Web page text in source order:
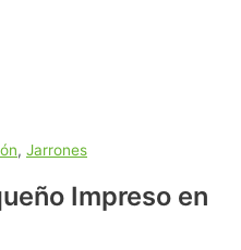
, Jarrones
Impreso en